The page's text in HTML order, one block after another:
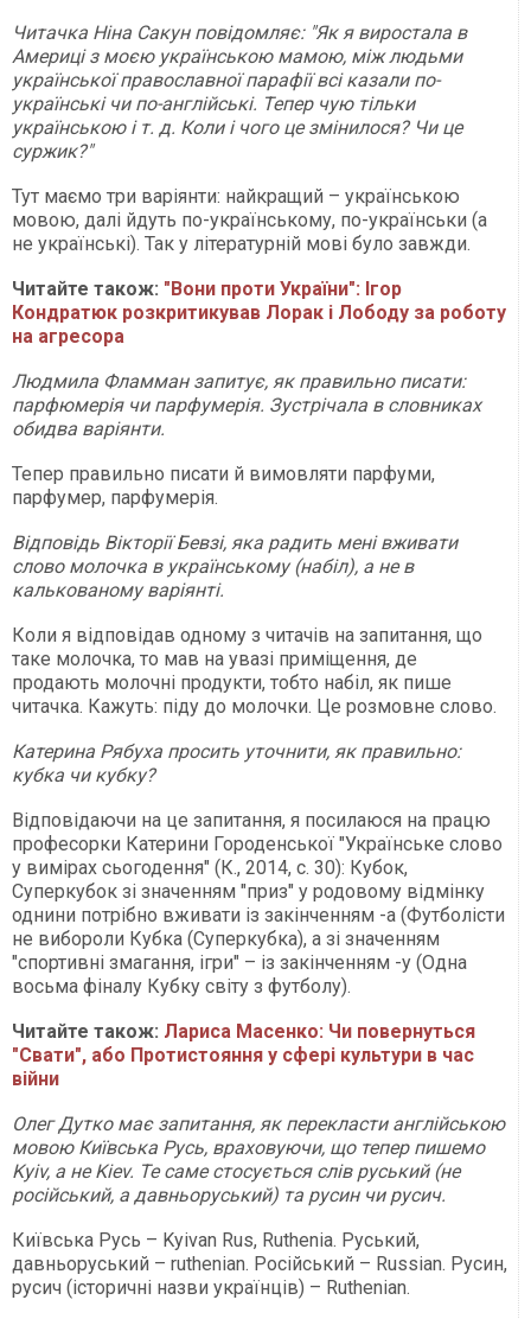
Читачка Ніна Сакун повідомляє: "Як я виростала в
Америці з моєю українською мамою, між людьми
української православної парафії всі казали по-
українські чи по-англійські. Тепер чую тільки
українською і т. д. Коли і чого це змінилося? Чи це
суржик?"
Тут маємо три варіянти: найкращий – українською
мовою, далі йдуть по-українському, по-українськи (а
не українські). Так у літературній мові було завжди.
Читайте також: "Вони проти України": Ігор
Кондратюк розкритикував Лорак і Лободу за роботу
на агресора
Людмила Фламман запитує, як правильно писати:
парфюмерія чи парфумерія. Зустрічала в словниках
обидва варіянти.
Тепер правильно писати й вимовляти парфуми,
парфумер, парфумерія.
Відповідь Вікторії Бевзі, яка радить мені вживати
слово молочка в українському (набіл), а не в
калькованому варіянті.
Коли я відповідав одному з читачів на запитання, що
таке молочка, то мав на увазі приміщення, де
продають молочні продукти, тобто набіл, як пише
читачка. Кажуть: піду до молочки. Це розмовне слово.
Катерина Рябуха просить уточнити, як правильно:
кубка чи кубку?
Відповідаючи на це запитання, я посилаюся на працю
професорки Катерини Городенської "Українське слово
у вимірах сьогодення" (К., 2014, с. 30): Кубок,
Суперкубок зі значенням "приз" у родовому відмінку
однини потрібно вживати із закінченням -а (Футболісти
не вибороли Кубка (Суперкубка), а зі значенням
"спортивні змагання, ігри" – із закінченням -у (Одна
восьма фіналу Кубку світу з футболу).
Читайте також: Лариса Масенко: Чи повернуться
"Свати", або Протистояння у сфері культури в час
війни
Олег Дутко має запитання, як перекласти англійською
мовою Київська Русь, враховуючи, що тепер пишемо
Kyiv, а не Kiev. Те саме стосується слів руський (не
російський, а давньоруський) та русин чи русич.
Київська Русь – Kyivan Rus, Ruthenia. Руський,
давньоруський – ruthenian. Російський – Russian. Русин,
русич (історичні назви українців) – Ruthenian.